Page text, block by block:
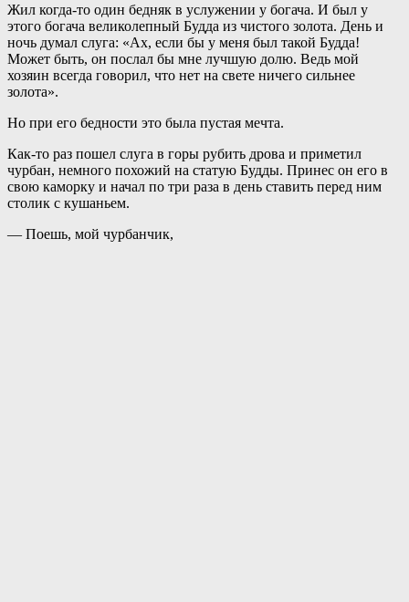
Жил когда-то один бедняк в услужении у богача. И был у
этого богача великолепный Будда из чистого золота. День и
ночь думал слуга: «Ах, если бы у меня был такой Будда!
Может быть, он послал бы мне лучшую долю. Ведь мой
хозяин всегда говорил, что нет на свете ничего сильнее
золота».
Но при его бедности это была пустая мечта.
Как-то раз пошел слуга в горы рубить дрова и приметил
чурбан, немного похожий на статую Будды. Принес он его в
свою каморку и начал по три раза в день ставить перед ним
столик с кушаньем.
— Поешь, мой чурбанчик,